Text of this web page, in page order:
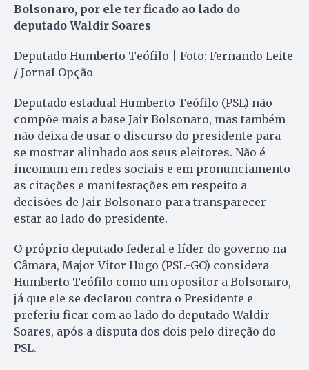
Bolsonaro, por ele ter ficado ao lado do
deputado Waldir Soares
Deputado Humberto Teófilo | Foto: Fernando Leite
/ Jornal Opção
Deputado estadual Humberto Teófilo (PSL) não
compõe mais a base Jair Bolsonaro, mas também
não deixa de usar o discurso do presidente para
se mostrar alinhado aos seus eleitores. Não é
incomum em redes sociais e em pronunciamento
as citações e manifestações em respeito a
decisões de Jair Bolsonaro para transparecer
estar ao lado do presidente.
O próprio deputado federal e líder do governo na
Câmara, Major Vitor Hugo (PSL-GO) considera
Humberto Teófilo como um opositor a Bolsonaro,
já que ele se declarou contra o Presidente e
preferiu ficar com ao lado do deputado Waldir
Soares, após a disputa dos dois pelo direção do
PSL.